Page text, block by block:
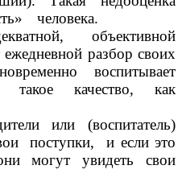
человека.
объективной
ежедневной разбор своих
воспитывает
такое качество, как
или (воспитатель)
поступки, и если это
могут увидеть свои